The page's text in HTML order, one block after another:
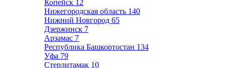
Копейск 12
Нижегородская область 140
Нижний Новгород 65
Дзержинск 7
Арзамас 7
Республика Башкортостан 134
Уфа 79
Стерлитамак 10